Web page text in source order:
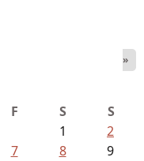
»
F S
S
1
2
7 8
9